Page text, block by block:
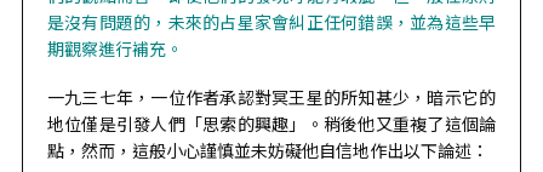
是沒有問題的，未來的占星家會糾正任何錯誤，並為這些早
期觀察進行補充。
一九三七年，一位作者承認對冥王星的所知甚少，暗示它的
地位僅是引發人們「思索的興趣」。稍後他又重複了這個論
點，然而，這般小心謹慎並未妨礙他自信地作出以下論述：